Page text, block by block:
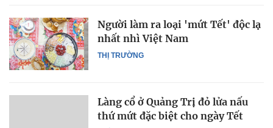
THỊ TRƯỜNG
Người làm ra loại 'mứt Tết' độc lạ
nhất nhì Việt Nam
Làng cổ ở Quảng Trị đỏ lửa nấu
thứ mứt đặc biệt cho ngày Tết